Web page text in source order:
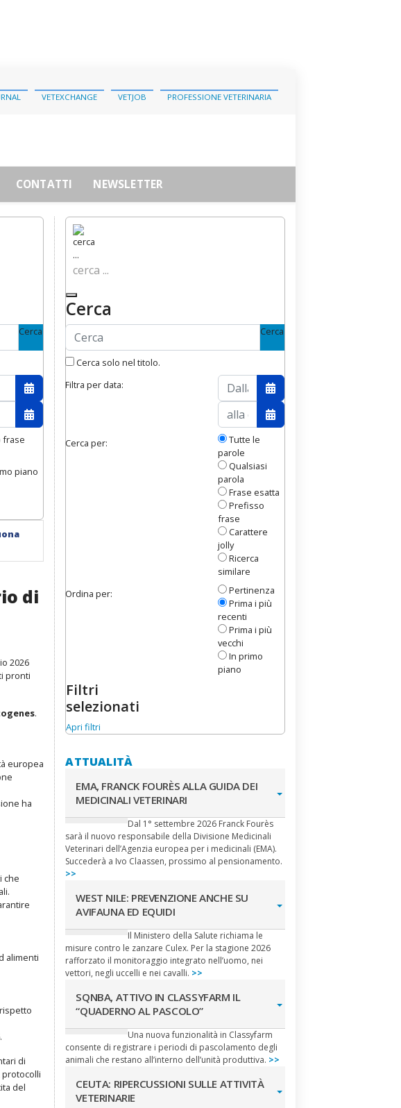
PROFESSIONE VETERINARIA
VETJOB
VETEXCHANGE
CONTATTI NEWSLETTER
Cerca
Apri il calendario
Apri il calendario
frase
piano
di
2026
pronti
.
europea
ha
che
alimenti
di
del
cerca ...
Cerca
Cerca
Cerca solo nel titolo.
Filtra per data:
Apri il calendario
Apri il calendario
Cerca per:
Tutte le
parole
Qualsiasi
parola
Frase esatta
Prefisso
frase
Carattere
jolly
Ricerca
similare
Ordina per:
Pertinenza
Prima i più
recenti
Prima i più
vecchi
In primo
piano
Filtri
selezionati
Apri filtri
ATTUALITÀ
EMA, FRANCK FOURÈS ALLA GUIDA DEI
MEDICINALI VETERINARI
Dal 1° settembre 2026 Franck Fourès
sarà il nuovo responsabile della Divisione Medicinali
Veterinari dell’Agenzia europea per i medicinali (EMA).
Succederà a Ivo Claassen, prossimo al pensionamento.
>>
WEST NILE: PREVENZIONE ANCHE SU
AVIFAUNA ED EQUIDI
Il Ministero della Salute richiama le
misure contro le zanzare Culex. Per la stagione 2026
rafforzato il monitoraggio integrato nell’uomo, nei
vettori, negli uccelli e nei cavalli. >>
SQNBA, ATTIVO IN CLASSYFARM IL
“QUADERNO AL PASCOLO”
Una nuova funzionalità in Classyfarm
consente di registrare i periodi di pascolamento degli
animali che restano all’interno dell’unità produttiva. >>
CEUTA: RIPERCUSSIONI SULLE ATTIVITÀ
VETERINARIE